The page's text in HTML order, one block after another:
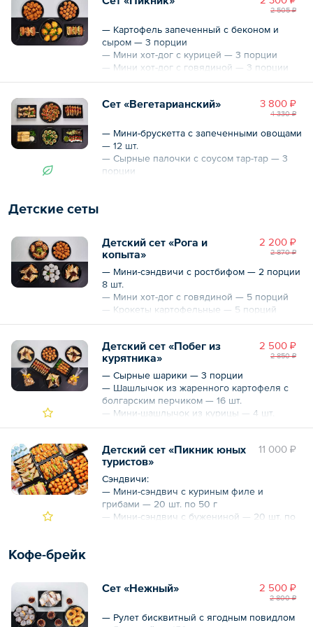
— Мини пирожки с яблоком, с повидлом,
розанчик с вишней — 12 шт.
2 505 ₽
— Картофель запеченный с беконом и
сыром — 3 порции
— Мини хот-дог с курицей — 3 порции
— Мини хот-дог с говядиной — 3 порции
— Наггетсы из куриного филе — 3 порции
3 800 ₽
4 330 ₽
Сет «Вегетарианский»
— Мини-брускетта с запеченными овощами
— 12 шт.
— Сырные палочки с соусом тар-тар — 3
порции
соусом песто — 8 шт.
— Канапе из огурца с овощным рататуем —
12 шт.
Детские сеты
2 200 ₽
2 870 ₽
Детский сет «Рога и
копыта»
— Мини-сэндвичи с ростбифом — 2 порции
8 шт.
— Мини хот-дог с говядиной — 5 порций
— Крокеты картофельные — 5 порций
— Профитроли с творожным кремом — 10
2 500 ₽
2 850 ₽
Детский сет «Побег из
курятника»
— Сырные шарики — 3 порции
— Шашлычок из жаренного картофеля с
болгарским перчиком — 16 шт.
— Мини-шашлычок из курицы — 4 шт.
— Мини-сэндвичи с куриным филе и
— Печенье Курабье — 2 порции
11 000 ₽
Детский сет «Пикник юных
туристов»
Сэндвичи:
— Мини-сэндвич с куриным филе и
грибами — 20 шт. по 50 г
— Мини-сэндвич с бужениной — 20 шт. по
Закуски:
по 75 г
Кофе-брейк
2 500 ₽
2 800 ₽
Сет «Нежный»
— Рулет бисквитный с ягодным повидлом